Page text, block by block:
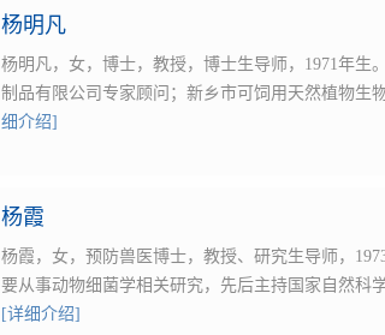
杨明凡
杨明凡，女，博士，教授，博士生导师，1971年
制品有限公司专家顾问；新乡市可饲用天然植物生
细介绍]
杨霞
杨霞，女，预防兽医博士，教授、研究生导师，
要从事动物细菌学相关研究，先后主持国家自然科
[详细介绍]